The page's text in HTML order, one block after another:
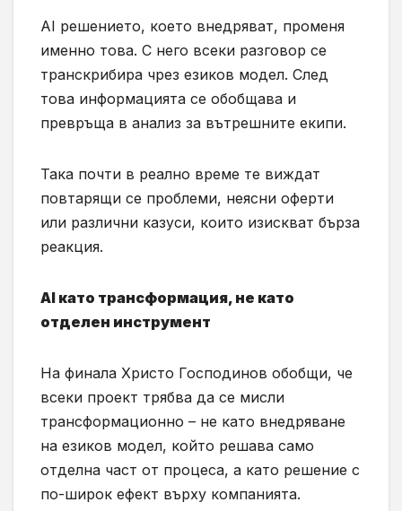
AI решението, което внедряват, променя
именно това. С него всеки разговор се
транскрибира чрез езиков модел. След
това информацията се обобщава и
превръща в анализ за вътрешните екипи.
Така почти в реално време те виждат
повтарящи се проблеми, неясни оферти
или различни казуси, които изискват бърза
реакция.
AI като трансформация, не като
отделен инструмент
На финала Христо Господинов обобщи, че
всеки проект трябва да се мисли
трансформационно – не като внедряване
на езиков модел, който решава само
отделна част от процеса, а като решение с
по-широк ефект върху компанията.